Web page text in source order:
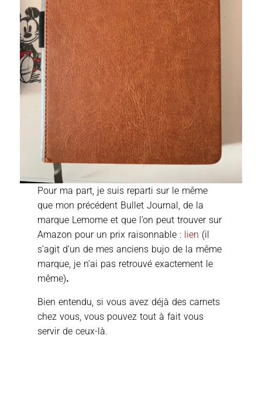
Pour ma part, je suis reparti sur le même
que mon précédent Bullet Journal, de la
marque Lemome et que l’on peut trouver sur
Amazon pour un prix raisonnable : lien (il
s’agit d’un de mes anciens bujo de la même
marque, je n’ai pas retrouvé exactement le
même).
Bien entendu, si vous avez déjà des carnets
chez vous, vous pouvez tout à fait vous
servir de ceux-là.